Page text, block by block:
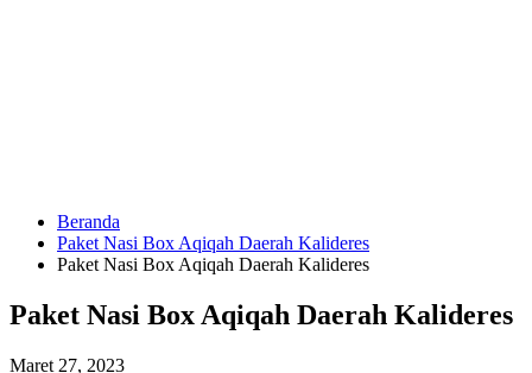
HUBUNGI
KAMI
Beranda
Paket Nasi Box Aqiqah Daerah Kalideres
Paket Nasi Box Aqiqah Daerah Kalideres
Paket Nasi Box Aqiqah Daerah Kalideres
Maret 27, 2023